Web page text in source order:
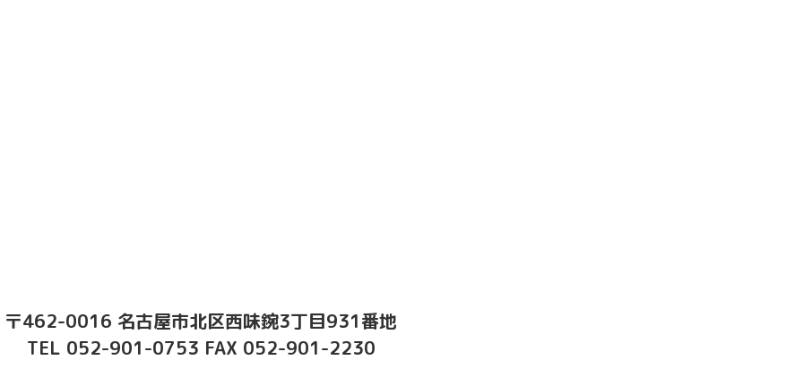
〒462-0016 名古屋市北区西味鋺3丁目931番地
TEL 052-901-0753 FAX 052-901-2230